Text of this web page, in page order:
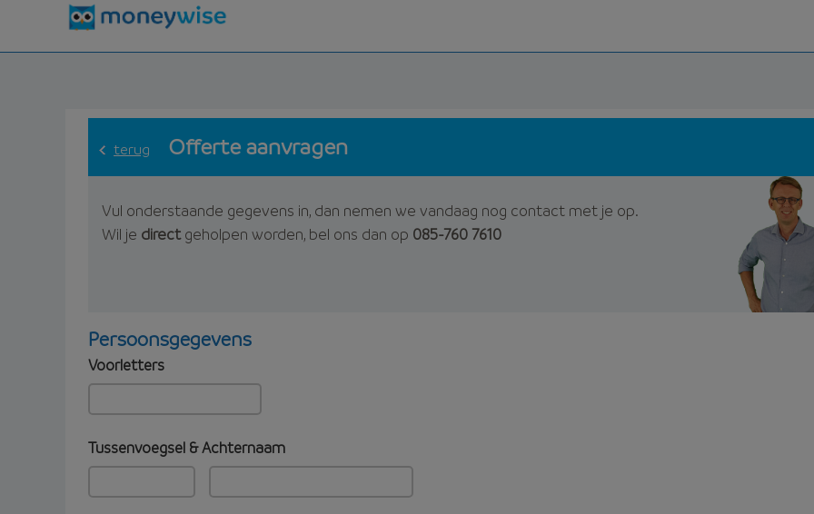
terug Offerte aanvragen
Vul onderstaande gegevens in, dan nemen we vandaag nog contact met je op.
Wil je directgeholpen worden, bel ons dan op 085-760 7610
Persoonsgegevens
Voorletters
Tussenvoegsel & Achternaam